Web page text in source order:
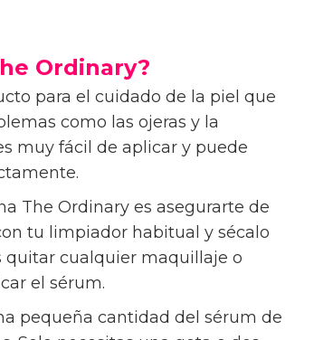
Ordinary?
para el cuidado de la piel que
como las ojeras y la
muy fácil de aplicar y puede
The Ordinary es asegurarte de
tu limpiador habitual y sécalo
quitar cualquier maquillaje o
el sérum.
pequeña cantidad del sérum de